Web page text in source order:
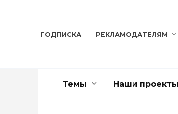
ПОДПИСКА РЕКЛАМОДАТЕЛЯМ
Темы Наши проекты